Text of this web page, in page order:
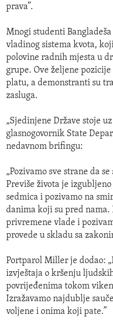
prava”.
Mnogi studenti
vladinog sistema kvota,
polovine radnih mjesta u
grupe. Ove željene
platu, a demonstranti su
zasluga.
„Sjedinjene Države stoje
glasnogovornik State
nedavnom brifingu:
„Pozivamo sve strane da
Previše života je
sedmica i pozivamo na
danima koji su pred nama.
privremene vlade i
provede u skladu sa
Portparol Miller je dodao:
izvještaja o kršenju
povrijeđenima tokom
Izražavamo najdublje
voljene i onima koji pate.”